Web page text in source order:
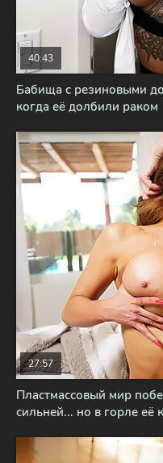
Бабища с резиновыми
когда её долбили раком
40:43
Пластмассовый мир
сильней... но в горле её
27:57